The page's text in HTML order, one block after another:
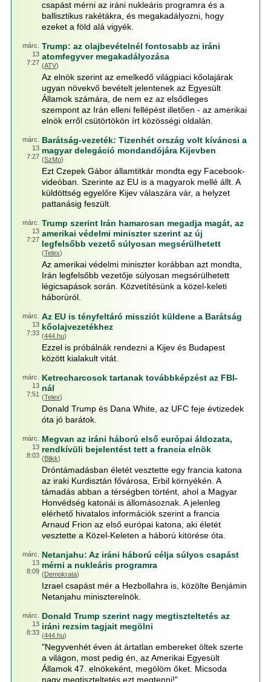
csapást mérni az iráni nukleáris programra és a
ballisztikus rakétákra, és megakadályozni, hogy
ezeket a föld alá vigyék.
márc.
13
7:27
Trump: az olajbevételnél fontosabb az iráni
atomfegyver megakadályozása
(ATV)
Az elnök szerint az emelkedő világpiaci kőolajárak
ugyan növekvő bevételt jelentenek az Egyesült
Államok számára, de nem ez az elsődleges
szempont az Irán elleni fellépést illetően - az amerikai
elnök erről csütörtökön írt közösségi oldalán.
márc.
13
7:27
Barátság-vezeték: Tizenhét ország volt kíváncsi a
magyar delegáció mondandójára Kijevben
(SzMo)
Ezt Czepek Gábor államtitkár mondta egy Facebook-
videóban. Szerinte az EU is a magyarok mellé állt. A
küldöttség egyelőre Kijev válaszára vár, a helyzet
pattanásig feszült.
márc.
13
7:27
Trump szerint Irán hamarosan megadja magát, az
amerikai védelmi miniszter szerint az új
legfelsőbb vezető súlyosan megsérülhetett
(Telex)
Az amerikai védelmi miniszter korábban azt mondta,
Irán legfelsőbb vezetője súlyosan megsérülhetett
légicsapások során. Közvetítésünk a közel-keleti
háborúról.
márc.
13
7:33
Az EU is tényfeltáró missziót küldene a Barátság
kőolajvezetékhez
(444.hu)
Ezzel is próbálnák rendezni a Kijev és Budapest
között kialakult vitát.
márc.
13
7:51
Ketrecharcosok tartanak továbbképzést az FBI-
nál
(Telex)
Donald Trump és Dana White, az UFC feje évtizedek
óta jó barátok.
márc.
13
8:03
Megvan az iráni háború első európai áldozata,
rendkívüli bejelentést tett a francia elnök
(Blikk)
Dróntámadásban életét vesztette egy francia katona
az iraki Kurdisztán fővárosa, Erbil környékén. A
támadás abban a térségben történt, ahol a Magyar
Honvédség katonái is állomásoznak. A jelenleg
elérhető hivatalos információk szerint a francia
Arnaud Frion az első európai katona, aki életét
vesztette a Közel-Keleten a háború kitörése óta.
márc.
13
8:09
Netanjahu: Az iráni háború célja súlyos csapást
mérni a nukleáris programra
(Demokrata)
Izrael csapást mér a Hezbollahra is, közölte Benjámin
Netanjahu miniszterelnök.
márc.
13
8:33
Donald Trump szerint nagy megtiszteltetés az
iráni rezsim tagjait megölni
(444.hu)
"Negyvenhét éven át ártatlan embereket öltek szerte
a világon, most pedig én, az Amerikai Egyesült
Államok 47. elnökeként, megölöm őket. Micsoda
nagy megtiszteltetés ezt megtenni!"